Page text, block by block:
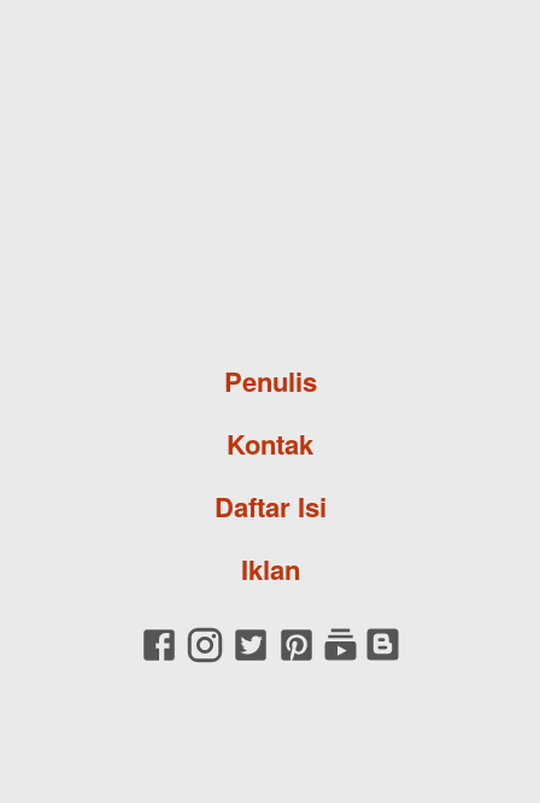
Penulis
Kontak
Daftar Isi
Iklan